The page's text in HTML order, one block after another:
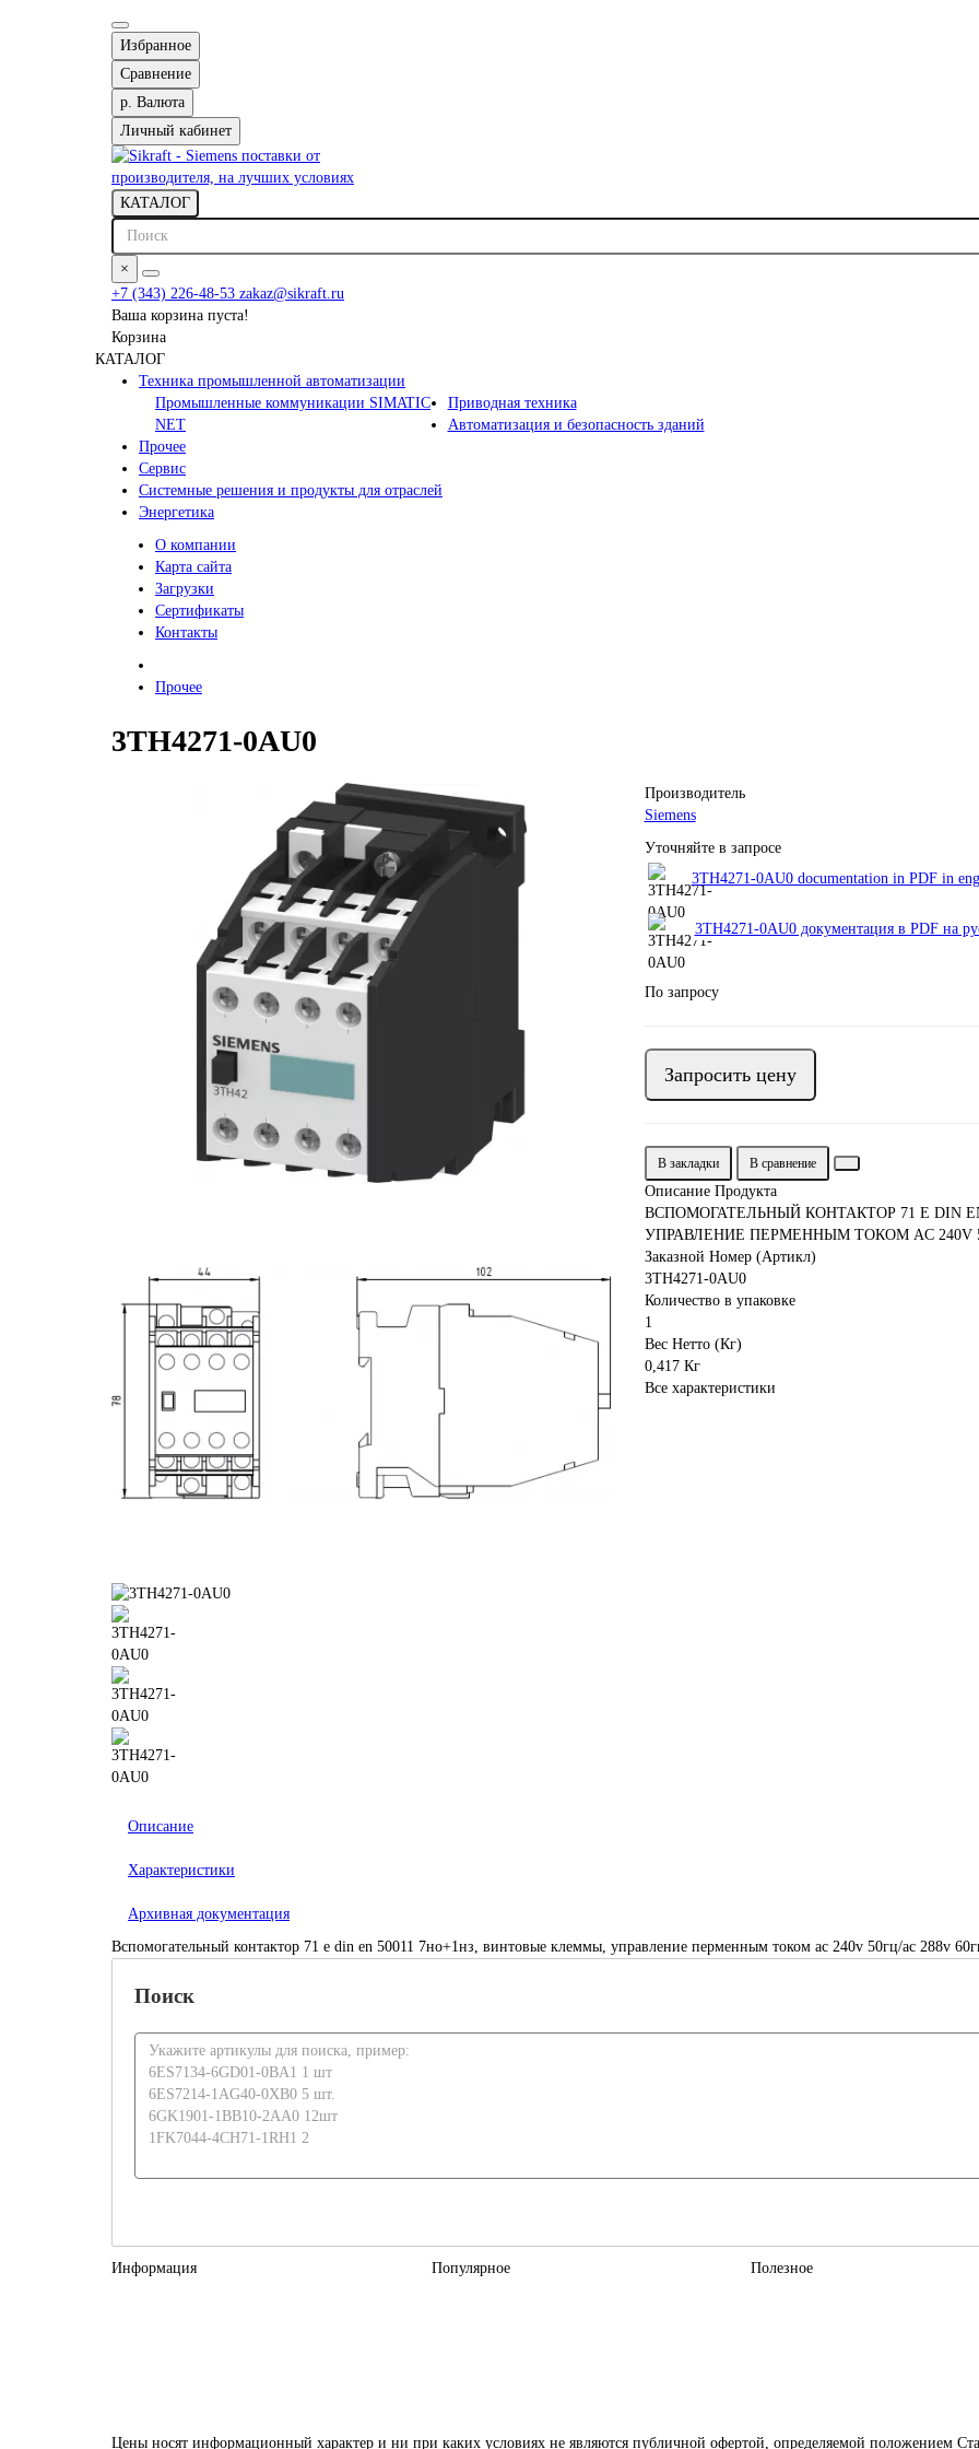
Избранное
Сравнение
р. Валюта
Личный кабинет
КАТАЛОГ
×
+7 (343) 226-48-53 zakaz@sikraft.ru
Ваша корзина пуста!
Корзина
КАТАЛОГ
Техника промышленной автоматизации
Промышленные коммуникации SIMATIC
NET
Приводная техника
Автоматизация и безопасность зданий
Прочее
Сервис
Системные решения и продукты для отраслей
Энергетика
О компании
Карта сайта
Загрузки
Сертификаты
Контакты
Прочее
3TH4271-0AU0
Производитель
Siemens
Уточняйте в запросе
3TH4271-0AU0 documentation in PDF in
3TH4271-0AU0 документация в PDF на
По запросу
Запросить цену
В закладки В сравнение
Описание Продукта
ВСПОМОГАТЕЛЬНЫЙ КОНТАКТОР 71 E DIN
УПРАВЛЕНИЕ ПЕРМЕННЫМ ТОКОМ AC 240V
Заказной Номер (Артикл)
3TH4271-0AU0
Количество в упаковке
1
Вес Нетто (Кг)
0,417 Кг
Все характеристики
Описание
Характеристики
Архивная документация
Вспомогательный контактор 71 e din en 50011 7но+1нз, винтовые клеммы, управление перменным током ac 240v 50гц/ac 288v
Поиск
Информация Популярное Полезное
Цены носят информационный характер и ни при каких условиях не являются публичной офертой, определяемой положением